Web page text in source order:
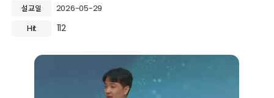
설교일
2026-05-29
Hit
112